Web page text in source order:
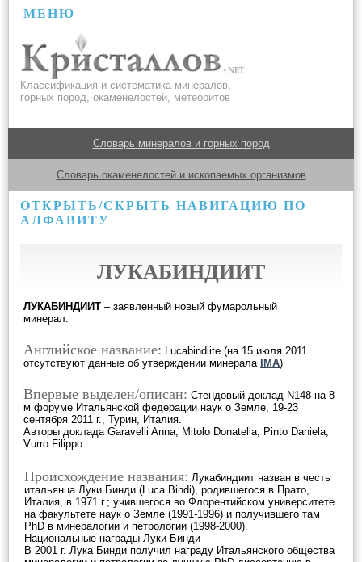
МЕНЮ
Классификация и систематика минералов,
горных пород, окаменелостей, метеоритов
Словарь минералов и горных пород
Словарь окаменелостей и ископаемых организмов
ОТКРЫТЬ/СКРЫТЬ НАВИГАЦИЮ ПО
АЛФАВИТУ
ЛУКАБИНДИИТ
ЛУКАБИНДИИТ – заявленный новый фумарольный
минерал.
Английское название: Lucabindiite (на 15 июля 2011
отсутствуют данные об утверждении минерала IMA)
Впервые выделен/описан: Стендовый доклад N148 на 8-
м форуме Итальянской федерации наук о Земле, 19-23
сентября 2011 г., Турин, Италия.
Авторы доклада Garavelli Anna, Mitolo Donatella, Pinto Daniela,
Vurro Filippo.
Происхождение названия: Лукабиндиит назван в честь
итальянца Луки Бинди (Luca Bindi), родившегося в Прато,
Италия, в 1971 г.; учившегося во Флорентийском университете
на факультете наук о Земле (1991-1996) и получившего там
PhD в минералогии и петрологии (1998-2000).
Национальные награды Луки Бинди
В 2001 г. Лука Бинди получил награду Итальянского общества